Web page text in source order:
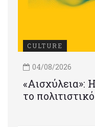
CULTURE
04/08/2026
«Αισχύλεια»:
το